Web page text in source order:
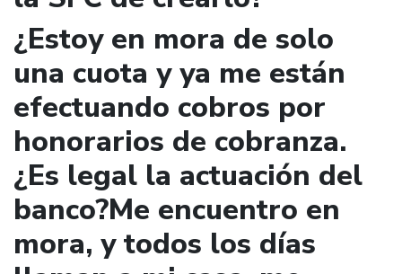
¿Estoy en mora de solo
una cuota y ya me están
efectuando cobros por
honorarios de cobranza.
¿Es legal la actuación del
banco?Me encuentro en
mora, y todos los días